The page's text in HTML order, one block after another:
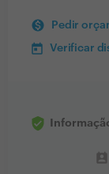
Pedir
Verificar
perm_contact_calendar